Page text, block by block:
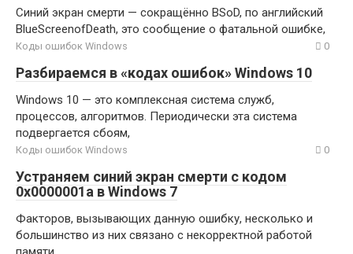
Синий экран смерти — сокращённо BSoD, по английский
BlueScreenofDeath, это сообщение о фатальной ошибке,
Коды ошибок Windows 0
Разбираемся в «кодах ошибок» Windows 10
Windows 10 — это комплексная система служб,
процессов, алгоритмов. Периодически эта система
подвергается сбоям,
Коды ошибок Windows 0
Устраняем синий экран смерти с кодом
0x0000001a в Windows 7
Факторов, вызывающих данную ошибку, несколько и
большинство из них связано с некорректной работой